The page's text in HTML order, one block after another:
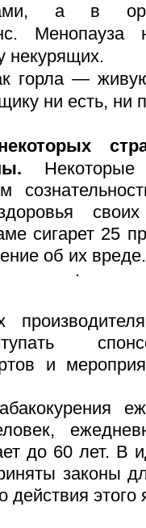
а в
Менопауза
некурящих.
горла —
ни есть, ни
сигарет 25
об их вреде.
и
до 60 лет. В
законы
действия этого